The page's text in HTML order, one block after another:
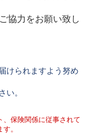
協力をお願い致し
けられますよう努め
い。
保険関係に従事されて
。